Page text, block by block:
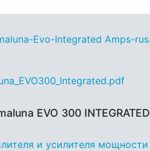
Evo-Integrated Amps-
EVO 300 INTEGRATED
и усилителя